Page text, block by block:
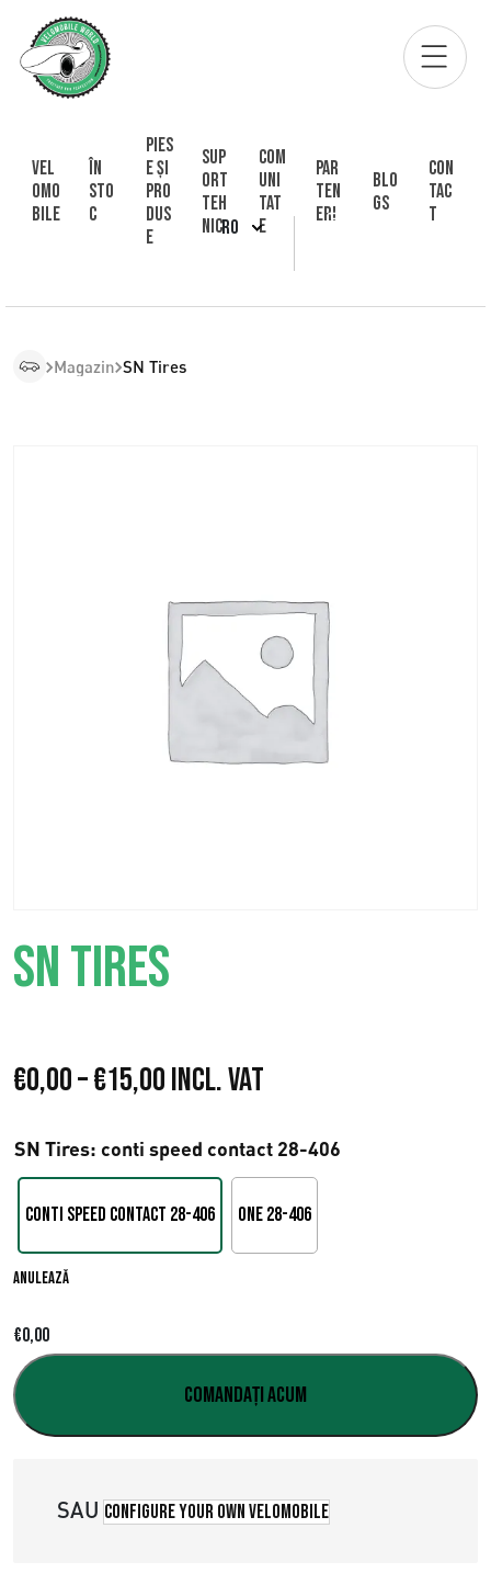
Vel
omo
bile
În
sto
c
Pies
e și
pro
dus
e
Sup
ort
Teh
nic
Com
uni
tat
e
Par
ten
eri
Blo
gs
Con
tac
t
RO
Magazin SN Tires
SN TIRES
€0,00–€15,00
t
e
r
d
p
Incl. VAT
SN Tires: conti speed contact 28-406
conti speed contact 28-406 One 28-406
Anulează
€0,00
Comandați acum
SAU Configure your own velomobile